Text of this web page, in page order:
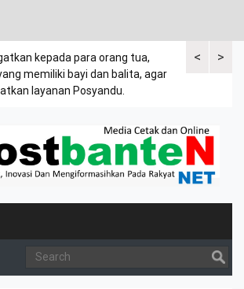
<
kepada para orang tua,
memiliki bayi dan balita, agar
layanan Posyandu.
Kuasa>